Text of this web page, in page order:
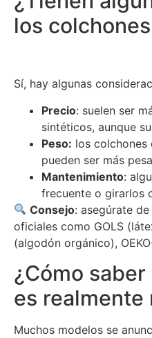
los
Sí, hay algunas
Precio: suelen ser
sintéticos, aunque
Peso: los colchones
pueden ser más
Mantenimiento:
frecuente o girarlos
Consejo: asegúrate
oficiales como GOLS
(algodón orgánico),
¿Cómo
es realmente
Muchos modelos se